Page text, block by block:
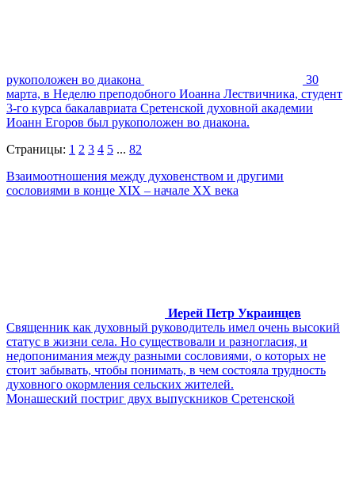
рукоположен во диакона
30
марта, в Неделю преподобного Иоанна Лествичника, студент
3-го курса бакалавриата Сретенской духовной академии
Иоанн Егоров был рукоположен во диакона.
Страницы: 1 2 3 4 5 ... 82
Взаимоотношения между духовенством и другими
сословиями в конце XIX – начале XX века
Иерей Петр Украинцев
Священник как духовный руководитель имел очень высокий
статус в жизни села. Но существовали и разногласия, и
недопонимания между разными сословиями, о которых не
стоит забывать, чтобы понимать, в чем состояла трудность
духовного окормления сельских жителей.
Монашеский постриг двух выпускников Сретенской